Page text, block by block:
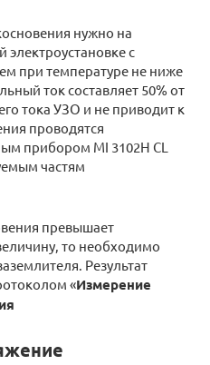
нужно на
с
при температуре не ниже
ток составляет 50% от
тока УЗО и не приводит к
проводятся
прибором MI 3102H CL
частям
превышает
то необходимо
Результат
«Измерение